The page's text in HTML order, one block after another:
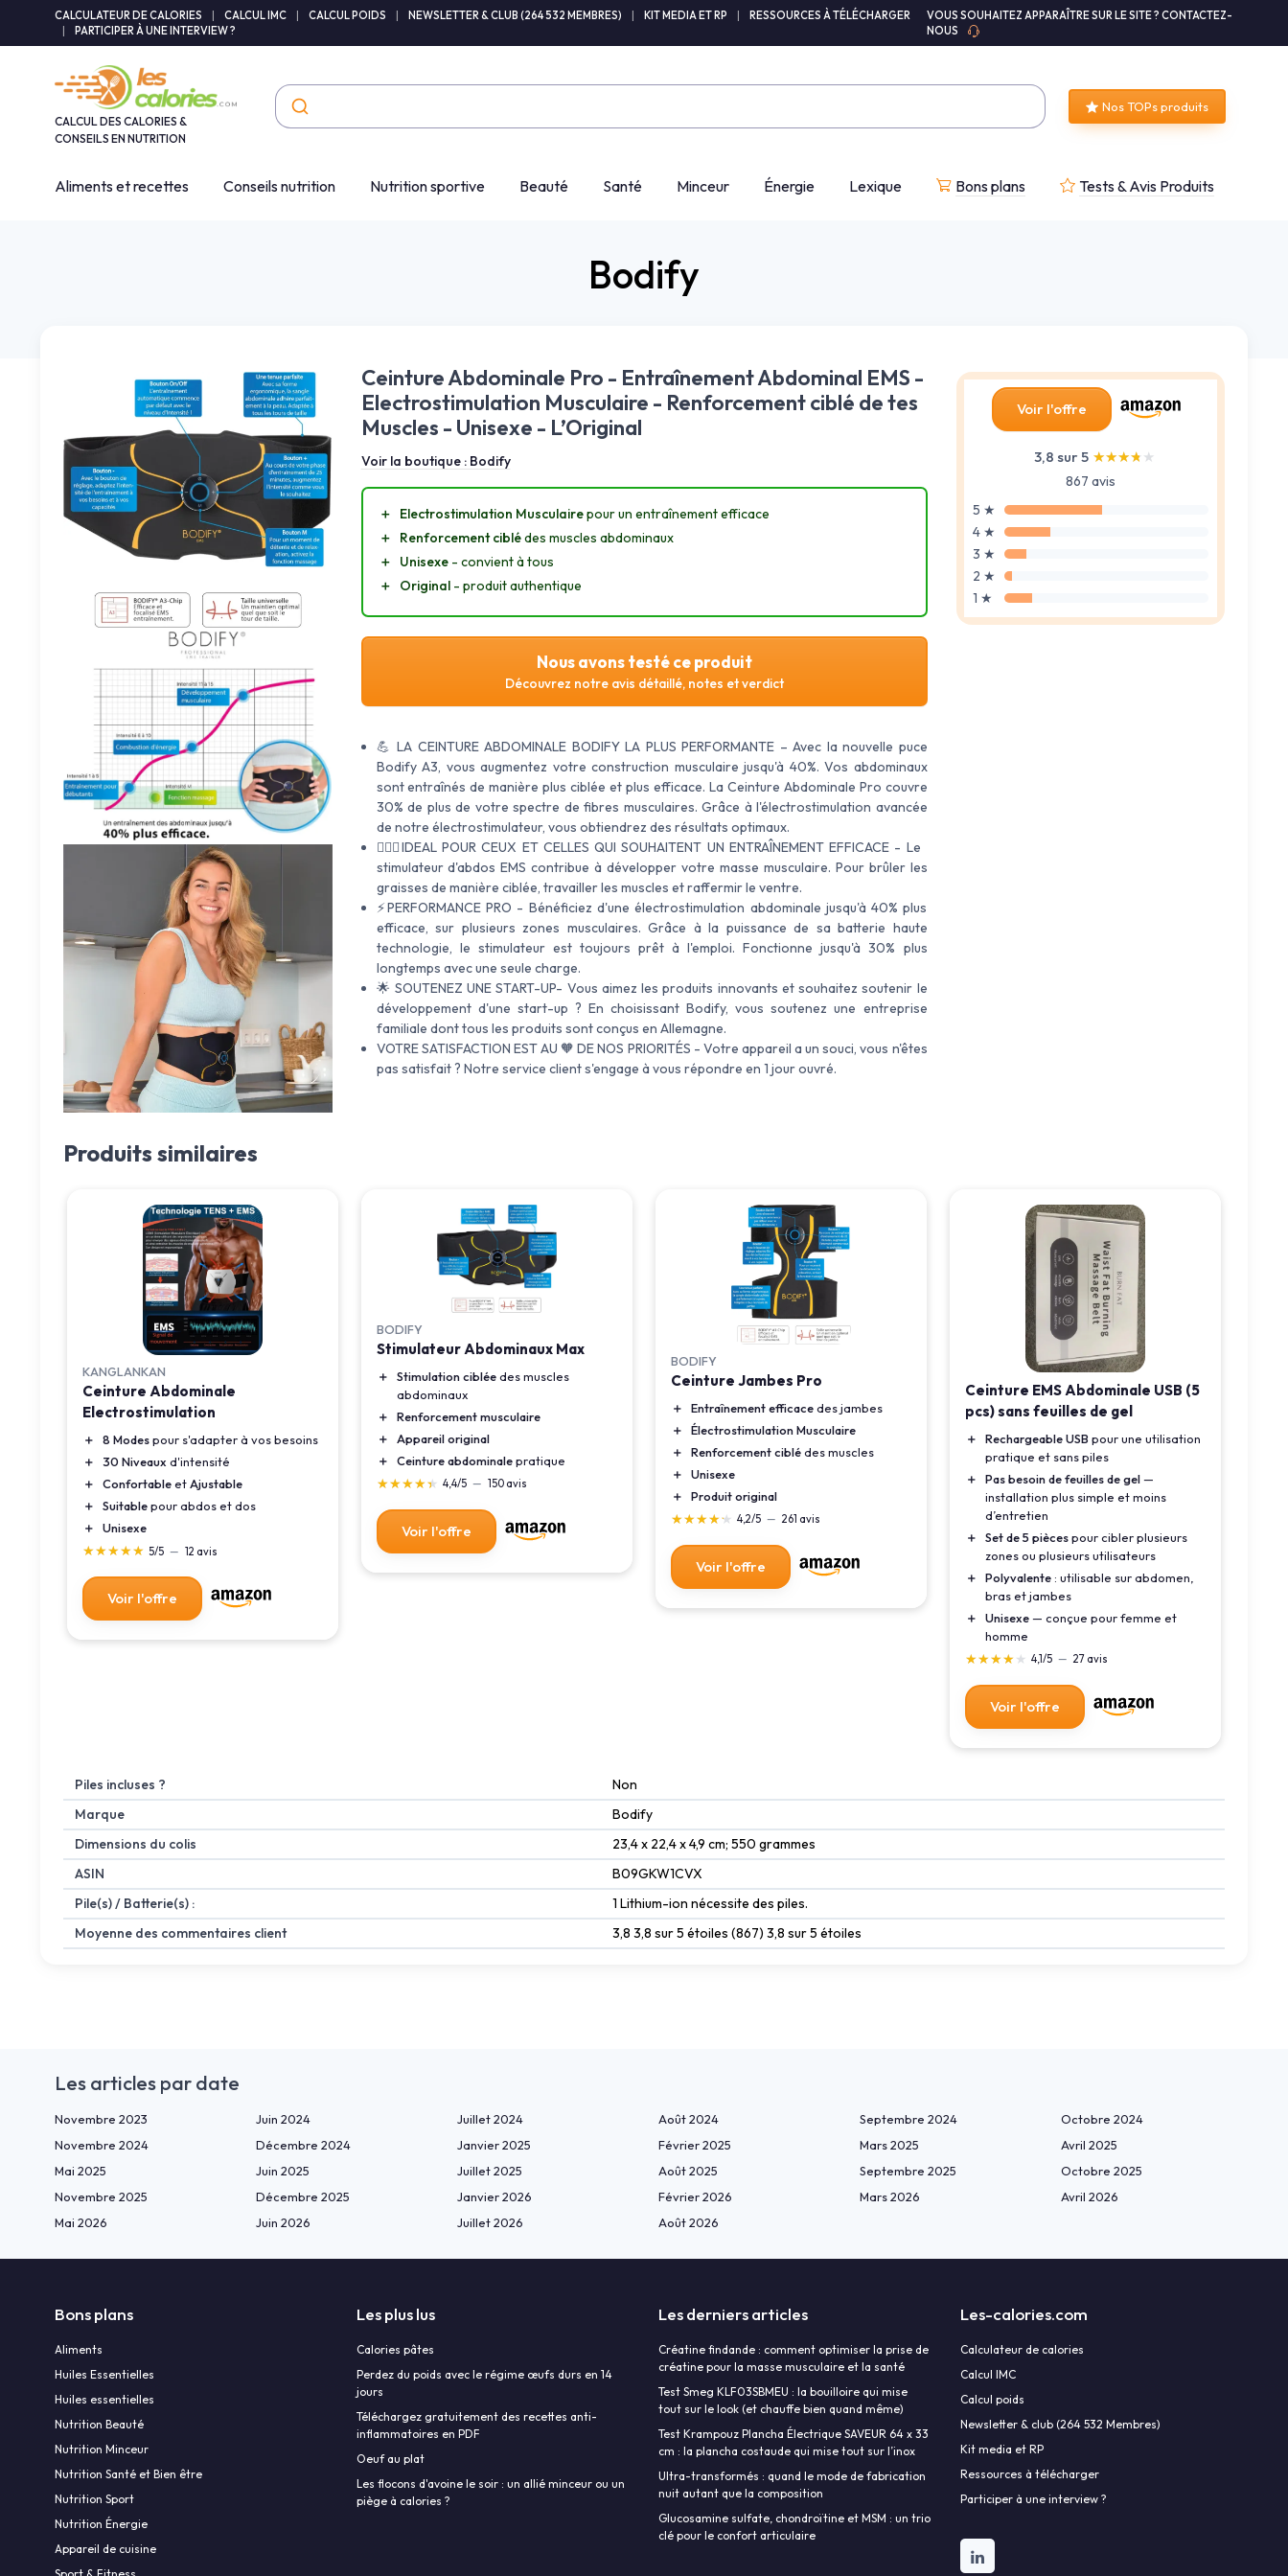
CALCULATEUR DE CALORIES CALCUL IMC CALCUL POIDS NEWSLETTER & CLUB (264 532 MEMBRES) KIT MEDIA ET RP
RESSOURCES À TÉLÉCHARGER
PARTICIPER À UNE INTERVIEW ?
VOUS SOUHAITEZ APPARAÎTRE SUR LE SITE ? CONTACTEZ-
NOUS
CALCUL DES CALORIES &
CONSEILS EN NUTRITION
Nos TOPs produits
Aliments et recettes Conseils nutrition Nutrition sportive Beauté Santé Minceur Énergie Lexique Bons plans Tests & Avis Produits
Bodify
Voir l'offre
3,8 sur 5 ★★★★★
★★★★★
867 avis
5 ★
4 ★
3 ★
2 ★
1 ★
Ceinture Abdominale Pro - Entraînement Abdominal EMS -
Electrostimulation Musculaire - Renforcement ciblé de tes
Muscles - Unisexe - L’Original
Voir la boutique : Bodify
＋ Electrostimulation Musculairepour un entraînement efficace
＋
Renforcement ciblédes muscles abdominaux
＋
Unisexe- convient à tous
＋
Original- produit authentique
Nous avons testé ce produit
Découvrez notre avis détaillé, notes et verdict
💪 LA CEINTURE ABDOMINALE BODIFY LA PLUS PERFORMANTE – Avec la nouvelle puce
Bodify A3, vous augmentez votre construction musculaire jusqu'à 40%. Vos abdominaux
sont entraînés de manière plus ciblée et plus efficace. La Ceinture Abdominale Pro couvre
30% de plus de votre spectre de fibres musculaires. Grâce à l'électrostimulation avancée
de notre électrostimulateur, vous obtiendrez des résultats optimaux.
🏃🏼‍♀️IDEAL POUR CEUX ET CELLES QUI SOUHAITENT UN ENTRAÎNEMENT EFFICACE - Le
stimulateur d'abdos EMS contribue à développer votre masse musculaire. Pour brûler les
graisses de manière ciblée, travailler les muscles et raffermir le ventre.
⚡️PERFORMANCE PRO - Bénéficiez d'une électrostimulation abdominale jusqu'à 40% plus
efficace, sur plusieurs zones musculaires. Grâce à la puissance de sa batterie haute
technologie, le stimulateur est toujours prêt à l'emploi. Fonctionne jusqu'à 30% plus
longtemps avec une seule charge.
🌟 SOUTENEZ UNE START-UP- Vous aimez les produits innovants et souhaitez soutenir le
développement d'une start-up ? En choisissant Bodify, vous soutenez une entreprise
familiale dont tous les produits sont conçus en Allemagne.
VOTRE SATISFACTION EST AU 🧡 DE NOS PRIORITÉS - Votre appareil a un souci, vous n'êtes
pas satisfait ? Notre service client s'engage à vous répondre en 1 jour ouvré.
Produits similaires
KANGLANKAN
Ceinture Abdominale
Electrostimulation
＋ 8 Modespour s'adapter à vos besoins
＋
30 Niveaux d'intensité
＋
ConfortableetAjustable
＋
Suitablepour abdos et dos
＋
Unisexe
★★★★★
★★★★★ 5/5 — 12 avis
Voir l'offre
BODIFY
Stimulateur Abdominaux Max
＋ Stimulation cibléedes muscles
abdominaux
＋
Renforcement musculaire
＋
Appareil original
＋
Ceinture abdominalepratique
★★★★★
★★★★★ 4,4/5 — 150 avis
Voir l'offre
BODIFY
Ceinture Jambes Pro
＋ Entraînement efficacedes jambes
＋
Électrostimulation Musculaire
＋
Renforcement ciblédes muscles
＋
Unisexe
＋
Produit original
★★★★★
★★★★★ 4,2/5 — 261 avis
Voir l'offre
Ceinture EMS Abdominale USB (5
pcs) sans feuilles de gel
＋ Rechargeable USB pour une utilisation
pratique et sans piles
＋
Pas besoin de feuilles de gel—
installation plus simple et moins
d’entretien
＋
Set de 5 piècespour cibler plusieurs
zones ou plusieurs utilisateurs
＋
Polyvalente : utilisable sur abdomen,
bras et jambes
＋
Unisexe— conçue pour femme et
homme
★★★★★
★★★★★ 4,1/5 — 27 avis
Voir l'offre
Piles incluses ?
‎Non
Marque
‎Bodify
Dimensions du colis
‎23,4 x 22,4 x 4,9 cm; 550 grammes
ASIN
‎B09GKW1CVX
Pile(s) / Batterie(s) :
1 Lithium-ion nécessite des piles.
Moyenne des commentaires client
3,8 3,8 sur 5 étoiles (867) 3,8 sur 5 étoiles
Les articles par date
Novembre 2023 Juin 2024 Juillet 2024 Août 2024 Septembre 2024
Octobre 2024
Novembre 2024
Décembre 2024 Janvier 2025 Février 2025 Mars 2025
Avril 2025
Mai 2025
Juin 2025 Juillet 2025 Août 2025 Septembre 2025
Octobre 2025
Novembre 2025
Décembre 2025 Janvier 2026 Février 2026 Mars 2026
Avril 2026
Mai 2026
Juin 2026 Juillet 2026 Août 2026
Bons plans
Aliments
Huiles Essentielles
Huiles essentielles
Nutrition Beauté
Nutrition Minceur
Nutrition Santé et Bien être
Nutrition Sport
Nutrition Énergie
Appareil de cuisine
Les plus lus
Calories pâtes
Perdez du poids avec le régime œufs durs en 14
jours
Téléchargez gratuitement des recettes anti-
inflammatoires en PDF
Oeuf au plat
Les flocons d'avoine le soir : un allié minceur ou un
piège à calories ?
Les derniers articles
Créatine findande : comment optimiser la prise de
créatine pour la masse musculaire et la santé
Test Smeg KLF03SBMEU : la bouilloire qui mise
tout sur le look (et chauffe bien quand même)
Test Krampouz Plancha Électrique SAVEUR 64 x 33
cm : la plancha costaude qui mise tout sur l’inox
Ultra-transformés : quand le mode de fabrication
nuit autant que la composition
Glucosamine sulfate, chondroïtine et MSM : un trio
clé pour le confort articulaire
Les-calories.com
Calculateur de calories
Calcul IMC
Calcul poids
Newsletter & club (264 532 Membres)
Kit media et RP
Ressources à télécharger
Participer à une interview ?
Panneau de gestion des cookies